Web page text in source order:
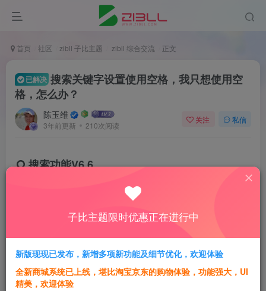
首页 社区 zibll 子比主题 zibll 综合交流 正文
已解决 搜索关键字设置使用空格，我只想使用空
格，怎么办？
陈玉维
3年前更新 210次阅读
关注 私信
搜索功能V6.6
在热门搜索中固定的关键词（使用逗号分割，例如：教
程,分享,网络科技&type=forum）
你好，我是越南人所以我的汉语不太好。请谅解！
子比主题限时优惠正在进行中
新版现现已发布，新增多项新功能及细节优化，欢迎体验
全新商城系统已上线，堪比淘宝京东的购物体验，功能强大，UI
精美，欢迎体验